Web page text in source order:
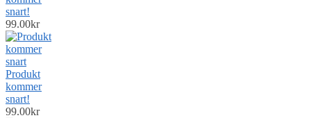
snart!
99.00kr
Produkt
kommer
snart!
99.00kr